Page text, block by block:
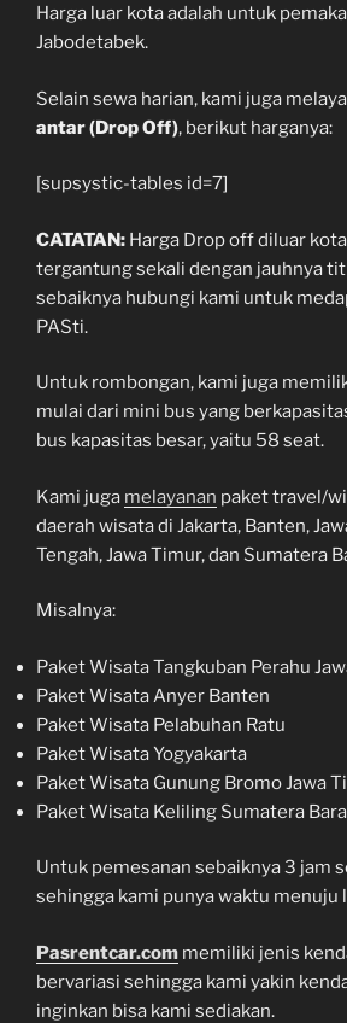
Harga luar kota adalah untuk
Jabodetabek.
Selain sewa harian, kami juga
antar (Drop Off), berikut harganya:
[supsystic-tables id=7]
CATATAN: Harga Drop off diluar
tergantung sekali dengan jauhnya
sebaiknya hubungi kami untuk
PASti.
Untuk rombongan, kami juga
mulai dari mini bus yang
bus kapasitas besar, yaitu 58 seat.
Kami juga melayanan paket travel/
daerah wisata di Jakarta, Banten,
Tengah, Jawa Timur, dan Sumatera
Misalnya:
Paket Wisata Tangkuban Perahu
Paket Wisata Anyer Banten
Paket Wisata Pelabuhan Ratu
Paket Wisata Yogyakarta
Paket Wisata Gunung Bromo Jawa
Paket Wisata Keliling Sumatera
Untuk pemesanan sebaiknya 3 jam
sehingga kami punya waktu menuju
Pasrentcar.com memiliki jenis
bervariasi sehingga kami yakin
inginkan bisa kami sediakan.